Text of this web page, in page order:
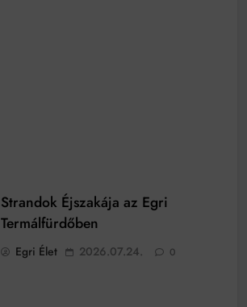
Strandok Éjszakája az Egri
Termálfürdőben
Egri Élet 2026.07.24. 0